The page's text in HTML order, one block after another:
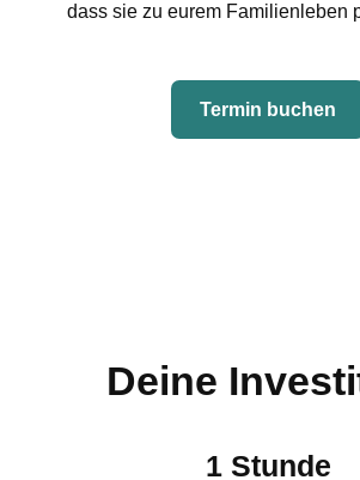
dass sie zu eurem Familienleben
Termin buchen
Deine
1 Stunde